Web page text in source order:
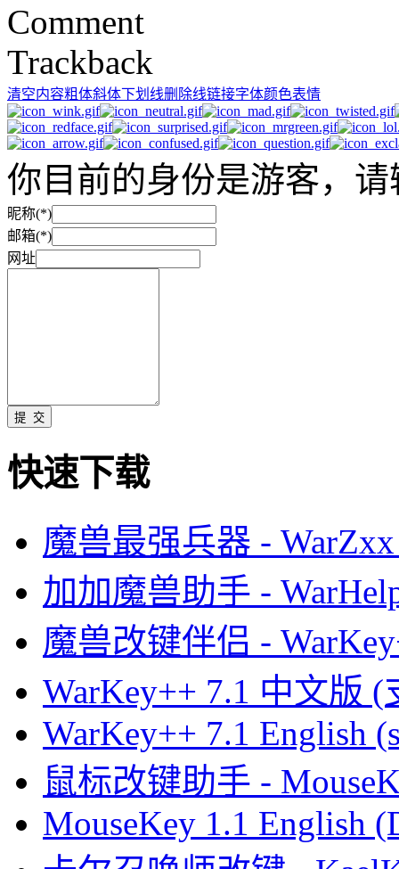
Comment
Trackback
清空内容粗体斜体下划线删除线链接字体颜色表情
你目前的身份是游客，
昵称(*)
邮箱(*)
网址
快速下载
魔兽最强兵器 -
加加魔兽助手 -
魔兽改键伴侣 -
WarKey++ 7.1 中文版 (
WarKey++ 7.1 English
鼠标改键助手 -
MouseKey 1.1 English